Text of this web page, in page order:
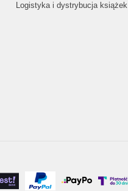
Logistyka i dystrybucja książek